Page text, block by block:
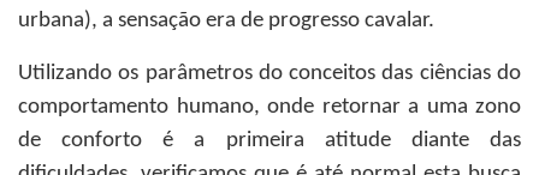
urbana), a sensação era de progresso cavalar.
Utilizando os parâmetros do conceitos das ciências do
comportamento humano, onde retornar a uma zono
de conforto é a primeira atitude diante das